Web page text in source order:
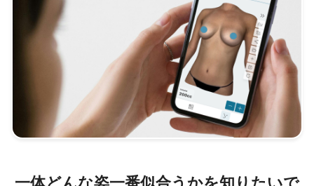
一体どんな姿一番似合うかを知りたいで